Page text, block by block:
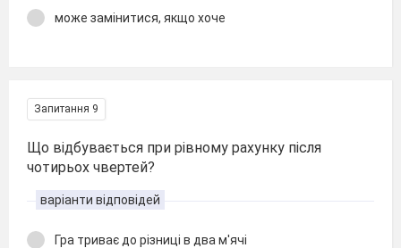
може замінитися, якщо хоче
Запитання 9
Що відбувається при рівному рахунку після
чотирьох чвертей?
варіанти відповідей
Гра триває до різниці в два м'ячі